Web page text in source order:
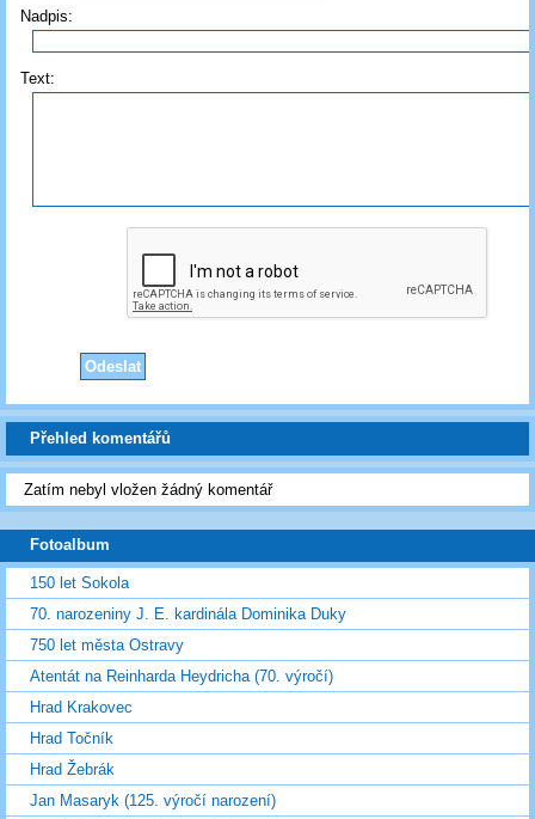
Nadpis:
Text:
Přehled komentářů
Zatím nebyl vložen žádný komentář
Fotoalbum
150 let Sokola
70. narozeniny J. E. kardinála Dominika Duky
750 let města Ostravy
Atentát na Reinharda Heydricha (70. výročí)
Hrad Krakovec
Hrad Točník
Hrad Žebrák
Jan Masaryk (125. výročí narození)